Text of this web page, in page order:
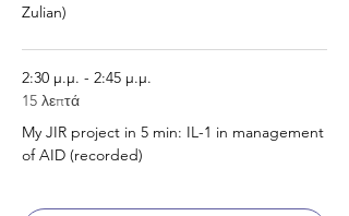
Zulian)
2:30 μ.μ. - 2:45 μ.μ.
15 λεπτά
My JIR project in 5 min: IL-1 in management
of AID (recorded)